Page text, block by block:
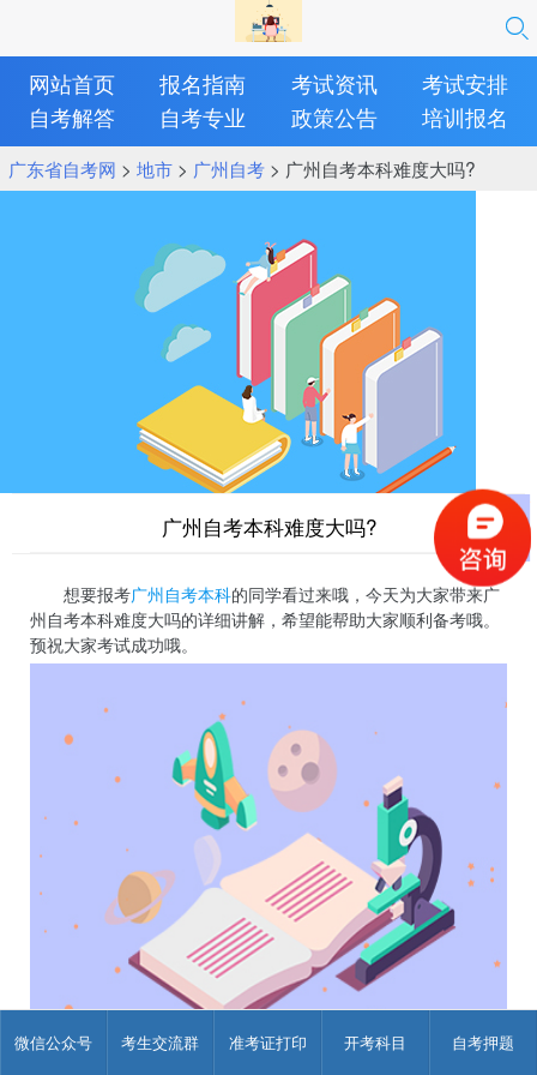
微信公众号 考生交流群 准考证打印 开考科目 自考押题
网站首页 报名指南 考试资讯
考试安排
自考解答
自考专业 政策公告 培训报名
广东省自考网 > 地市> 广州自考> 广州自考本科难度大吗?
广州自考本科难度大吗?
想要报考广州自考本科的同学看过来哦，今天为大家带来广
州自考本科难度大吗的详细讲解，希望能帮助大家顺利备考哦。
预祝大家考试成功哦。
广州自考本科开考科目一般包括四部分：公共课、专业课、